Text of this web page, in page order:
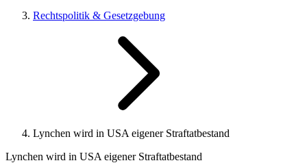
Rechtspolitik & Gesetzgebung
Lynchen wird in USA eigener Straftatbestand
Lynchen wird in USA eigener Straftatbestand